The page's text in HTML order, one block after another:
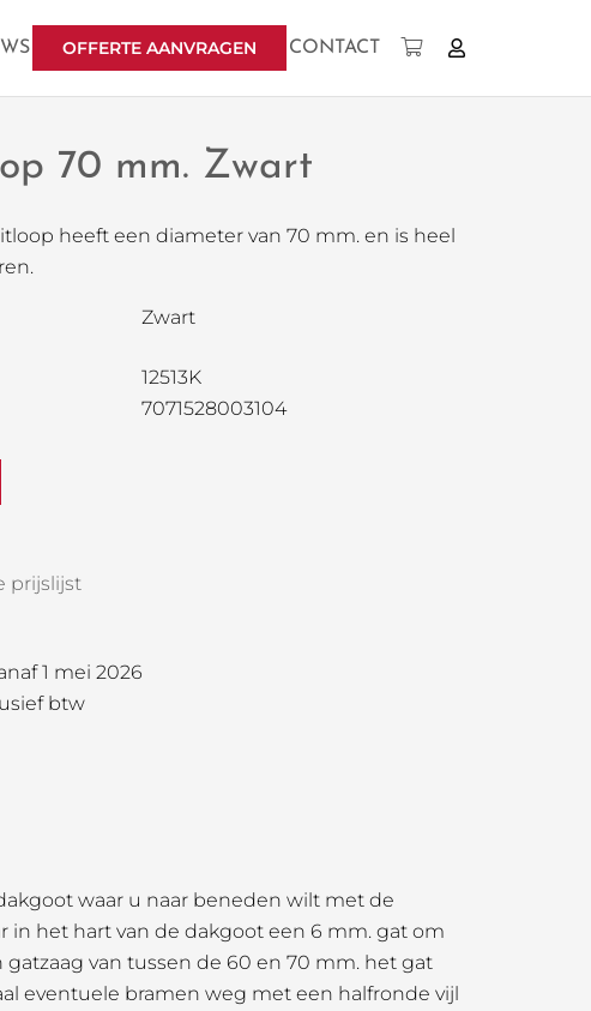
OFFERTE AANVRAGEN CONTACT
70 mm. Zwart
heeft een diameter van 70 mm. en is heel
Zwart
12513K
7071528003104
prijslijst
1 mei 2026
btw
waar u naar beneden wilt met de
in het hart van de dakgoot een 6 mm. gat om
van tussen de 60 en 70 mm. het gat
eventuele bramen weg met een halfronde vijl